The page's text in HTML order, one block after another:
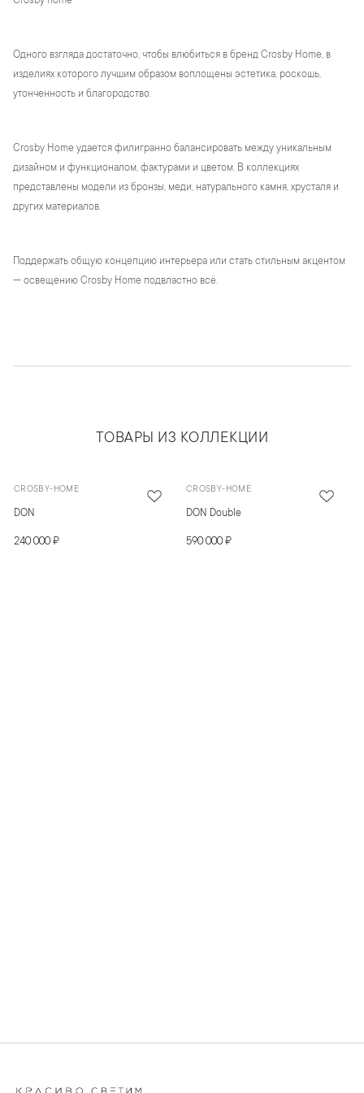
Одного взгляда достаточно, чтобы влюбиться в бренд Crosby Home, в
изделиях которого лучшим образом воплощены эстетика, роскошь,
утонченность и благородство.
Crosby Home удается филигранно балансировать между уникальным
дизайном и функционалом, фактурами и цветом. В коллекциях
представлены модели из бронзы, меди, натурального камня, хрусталя и
других материалов.
Поддержать общую концепцию интерьера или стать стильным акцентом
— освещению Crosby Home подвластно всё.
ТОВАРЫ ИЗ КОЛЛЕКЦИИ
CROSBY-HOME
DON
240 000 ₽
CROSBY-HOME
DON Double
590 000 ₽